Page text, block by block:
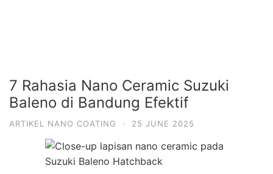
7 Rahasia Nano Ceramic Suzuki
Baleno di Bandung Efektif
ARTIKEL NANO COATING · 25 JUNE 2025